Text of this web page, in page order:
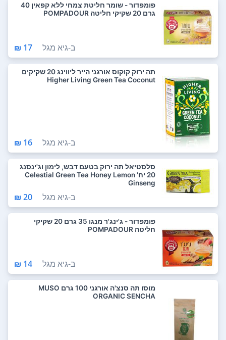
פומפדור - שומר חליטת צמחי ללא קפאין 40
גרם 20 שקיקי חליטה POMPADOUR
ב-גיא מגל 17 ₪
תה ירוק קוקוס אורגני הייר ליווינג 20 שקיקים
Higher Living Green Tea Coconut
ב-גיא מגל 16 ₪
סלסטיאל תה ירוק בטעם דבש, לימון וג'ינסנג
20 יח' Celestial Green Tea Honey Lemon
Ginseng
ב-גיא מגל 20 ₪
פומפדור - ג'ינג'ר מנגו 35 גרם 20 שקיקי
חליטה POMPADOUR
ב-גיא מגל 14 ₪
מוסו תה סנצ'ה אורגני 100 גרם MUSO
ORGANIC SENCHA